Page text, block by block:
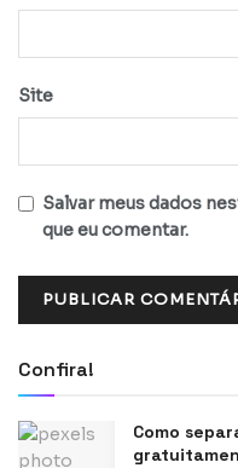
Site
Salvar meus dados
que eu comentar.
Confira!
Como